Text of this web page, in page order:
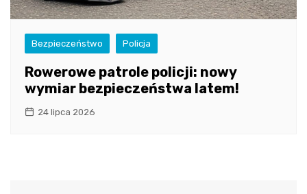
Bezpieczeństwo Policja
Rowerowe patrole policji: nowy
wymiar bezpieczeństwa latem!
24 lipca 2026